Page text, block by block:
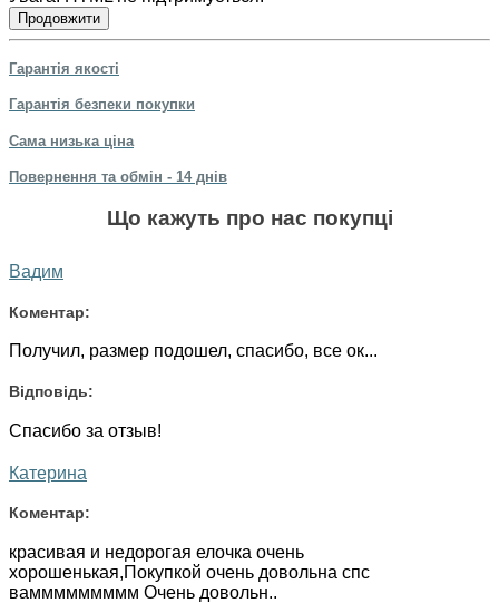
Продовжити
Гарантія якості
Гарантія безпеки покупки
Сама низька ціна
Повернення та обмін - 14 днів
Що кажуть про нас покупці
Вадим
Коментар:
Получил, размер подошел, спасибо, все ок...
Відповідь:
Спасибо за отзыв!
Катерина
Коментар:
красивая и недорогая елочка очень
хорошенькая,Покупкой очень довольна спс
ваммммммммм Очень довольн..